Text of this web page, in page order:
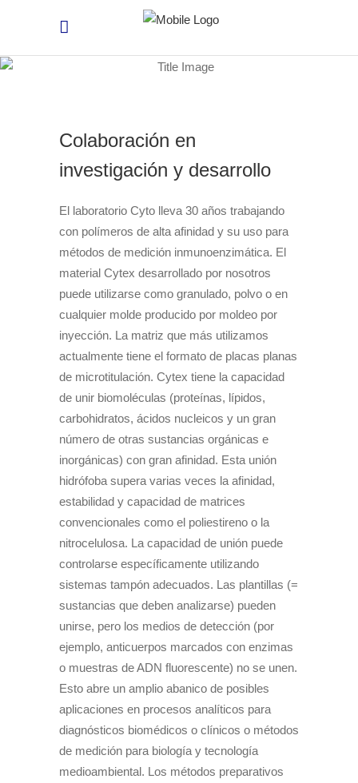
Colaboración en
investigación y desarrollo
El laboratorio Cyto lleva 30 años trabajando
con polímeros de alta afinidad y su uso para
métodos de medición inmunoenzimática. El
material Cytex desarrollado por nosotros
puede utilizarse como granulado, polvo o en
cualquier molde producido por moldeo por
inyección. La matriz que más utilizamos
actualmente tiene el formato de placas planas
de microtitulación. Cytex tiene la capacidad
de unir biomoléculas (proteínas, lípidos,
carbohidratos, ácidos nucleicos y un gran
número de otras sustancias orgánicas e
inorgánicas) con gran afinidad. Esta unión
hidrófoba supera varias veces la afinidad,
estabilidad y capacidad de matrices
convencionales como el poliestireno o la
nitrocelulosa. La capacidad de unión puede
controlarse específicamente utilizando
sistemas tampón adecuados. Las plantillas (=
sustancias que deben analizarse) pueden
unirse, pero los medios de detección (por
ejemplo, anticuerpos marcados con enzimas
o muestras de ADN fluorescente) no se unen.
Esto abre un amplio abanico de posibles
aplicaciones en procesos analíticos para
diagnósticos biomédicos o clínicos o métodos
de medición para biología y tecnología
medioambiental. Los métodos preparativos